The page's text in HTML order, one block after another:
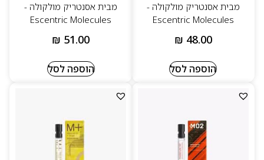
מבית אסנטריק מולקולה -
Escentric Molecules
₪ 48.00
הוספה לסל
מבית אסנטריק מולקולה -
Escentric Molecules
₪ 51.00
הוספה לסל